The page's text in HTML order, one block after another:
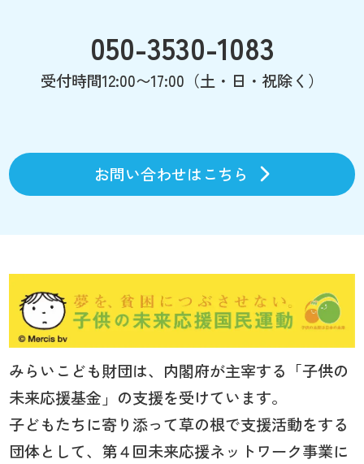
050-3530-1083
受付時間12:00〜17:00（土・日・祝除く）
お問い合わせはこちら
みらいこども財団は、内閣府が主宰する「子供の
未来応援基金」の支援を受けています。
子どもたちに寄り添って草の根で支援活動をする
団体として、第４回未来応援ネットワーク事業に